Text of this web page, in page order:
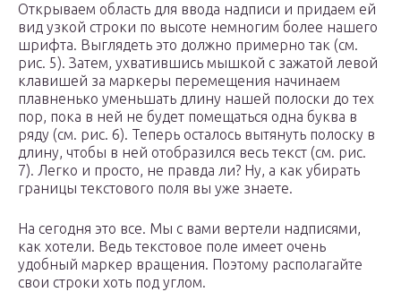
Открываем область для ввода надписи и придаем ей
вид узкой строки по высоте немногим более нашего
шрифта. Выглядеть это должно примерно так (см.
рис. 5). Затем, ухватившись мышкой с зажатой левой
клавишей за маркеры перемещения начинаем
плавненько уменьшать длину нашей полоски до тех
пор, пока в ней не будет помещаться одна буква в
ряду (см. рис. 6). Теперь осталось вытянуть полоску в
длину, чтобы в ней отобразился весь текст (см. рис.
7). Легко и просто, не правда ли? Ну, а как убирать
границы текстового поля вы уже знаете.
На сегодня это все. Мы с вами вертели надписями,
как хотели. Ведь текстовое поле имеет очень
удобный маркер вращения. Поэтому располагайте
свои строки хоть под углом.